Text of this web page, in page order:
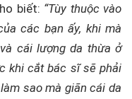
biết: “Tùy thuộc vào
các bạn ấy, khi mà
cái lượng da thừa ở
khi cắt bác sĩ sẽ phải
sao mà giãn cái da